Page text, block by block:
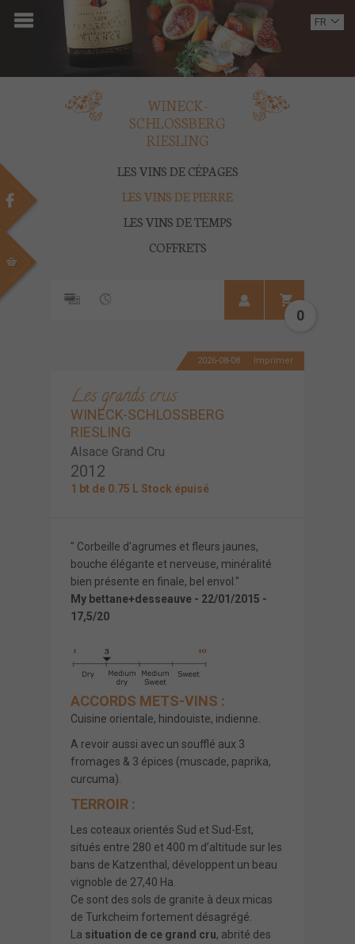
ACCUEIL
DOMAINE
VINS
BOUTIQUE
MULTIMEDIA
PRESSE
CONTACT
FR
WINECK-
SCHLOSSBERG
RIESLING
LES VINS DE CÉPAGES
LES VINS DE PIERRE
LES VINS DE TEMPS
COFFRETS
0
2026-08-08 Imprimer
Les grands crus
WINECK-SCHLOSSBERG
RIESLING
Alsace Grand Cru
2012
1 bt de 0.75 L Stock épuisé
" Corbeille d'agrumes et fleurs jaunes,
bouche élégante et nerveuse, minéralité
bien présente en finale, bel envol."
My bettane+desseauve - 22/01/2015 -
17,5/20
ACCORDS METS-VINS :
Cuisine orientale, hindouiste, indienne.
A revoir aussi avec un soufflé aux 3
fromages & 3 épices (muscade, paprika,
curcuma).
TERROIR :
Les coteaux orientés Sud et Sud-Est,
situés entre 280 et 400 m d’altitude sur les
bans de Katzenthal, développent un beau
vignoble de 27,40 Ha.
Ce sont des sols de granite à deux micas
de Turkcheim fortement désagrégé.
La situation de ce grand cru, abrité des